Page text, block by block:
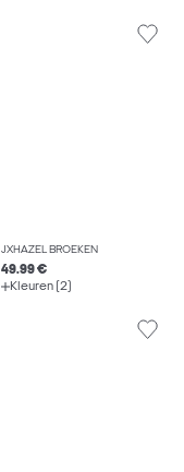
JXHAZEL BROEKEN
49.99 €
Kleuren (2)